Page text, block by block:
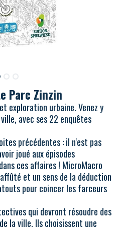
Parc Zinzin
exploration urbaine. Venez y
avec ses 22 enquêtes
précédentes : il n‘est pas
joué aux épisodes
ces affaires ! MicroMacro
et un sens de la déduction
pour coincer les farceurs
qui devront résoudre des
la ville. Ils choisissent une